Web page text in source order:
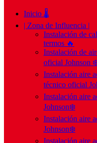
Inicio 🌡️
| Zona de Influencia |
Instalación de
termos 🔥
Instalación de
oficial Johnson
Instalación aire
técnico oficial
Instalación aire
Johnson❄️
Instalación aire
Johnson❄️
Instalación aire